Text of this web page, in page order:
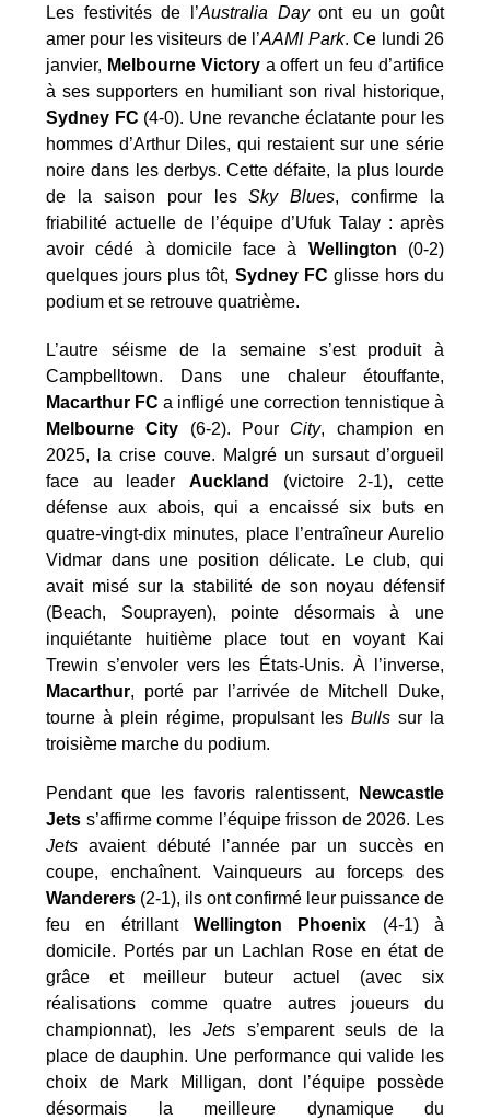
Les festivités de l’Australia Dayont eu un goût
amer pour les visiteurs de l’AAMI Park. Ce lundi 26
janvier, Melbourne Victorya offert un feu d’artifice
à ses supporters en humiliant son rival historique,
Sydney FC (4-0). Une revanche éclatante pour les
hommes d’Arthur Diles, qui restaient sur une série
noire dans les derbys. Cette défaite, la plus lourde
de la saison pour lesSky Blues, confirme la
friabilité actuelle de l’équipe d’Ufuk Talay : après
avoir cédé à domicile face à Wellington (0-2)
quelques jours plus tôt, Sydney FC glisse hors du
podium et se retrouve quatrième.
L’autre séisme de la semaine s’est produit à
Campbelltown. Dans une chaleur étouffante,
Macarthur FC a infligé une correction tennistique à
Melbourne City (6-2). Pour City, champion en
2025, la crise couve. Malgré un sursaut d’orgueil
face au leader Auckland
(victoire 2-1), cette
défense aux abois, qui a encaissé six buts en
quatre-vingt-dix minutes, place l’entraîneur Aurelio
Vidmar dans une position délicate. Le club, qui
avait misé sur la stabilité de son noyau défensif
(Beach, Souprayen), pointe désormais à une
inquiétante huitième place tout en voyant Kai
Trewin s’envoler vers les États-Unis. À l’inverse,
Macarthur, porté par l’arrivée de Mitchell Duke,
tourne à plein régime, propulsant lesBulls sur la
troisième marche du podium.
Pendant que les favoris ralentissent,
Newcastle
Jets s’affirme comme l’équipe frisson de 2026. Les
Jets avaient débuté l’année par un succès en
coupe, enchaînent. Vainqueurs au forceps des
Wanderers (2-1), ils ont confirmé leur puissance de
feu en étrillant Wellington Phoenix (4-1) à
domicile. Portés par un Lachlan Rose en état de
grâce et meilleur buteur actuel (avec six
réalisations comme quatre autres joueurs du
championnat), les Jetss’emparent seuls de la
place de dauphin. Une performance qui valide les
choix de Mark Milligan, dont l’équipe possède
désormais la meilleure dynamique du